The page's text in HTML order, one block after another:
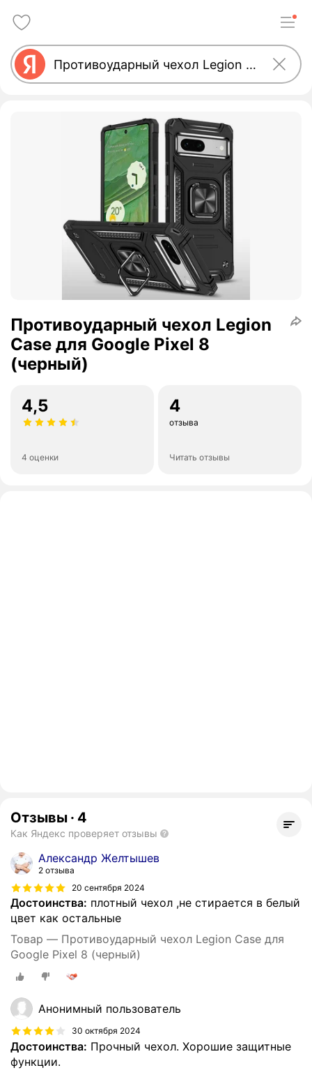
Противоударный чехол Legion
Case для Google Pixel 8
(черный)
4,5
4 оценки
4
отзыва
Читать отзывы
Отзывы · 4
Как Яндекс проверяет отзывы
Александр Желтышев
2 отзыва
20 сентября 2024
Достоинства: плотный чехол ,не стирается в белый
цвет как остальные
Товар — Противоударный чехол Legion Case для
Google Pixel 8 (черный)
Анонимный пользователь
30 октября 2024
Достоинства: Прочный чехол. Хорошие защитные
функции.